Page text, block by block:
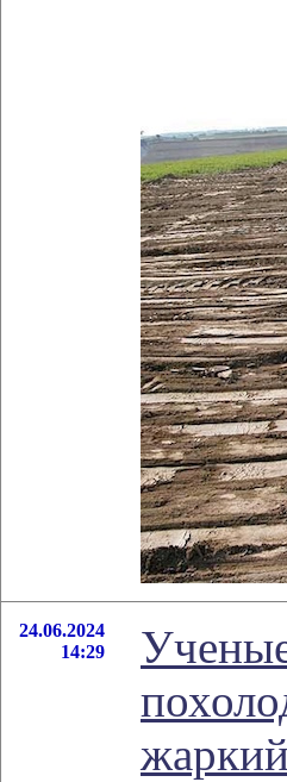
24.06.2024
14:29